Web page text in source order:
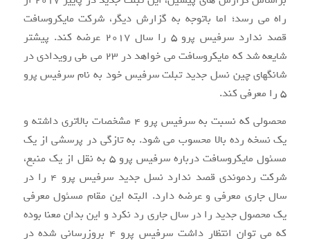
راه می رسد؛ اما باتوجه به گزارش دیگر، شرکت مایکروسافت
قصد ندارد سرفیس پرو ۵ را سال ۲۰۱۷ عرضه کند. پیشتر
شایعه شد که مایکروسافت می خواهد در ۲۳ می طی رویدادی در
شانگهای چین نسل جدید تبلت سرفیس خود به نام سرفیس پرو
۵ را معرفی کند.
محصولی که نسبت به سرفیس پرو ۴ مشخصات بالاتری داشته و
یک نسخه رده بالا محسوب می شود. به تازگی در پرسشی از یک
مسئول مایکروسافت درباره سرفیس پرو ۵ به نقل از یک منبع،
شرکت ردموندی قصد ندارد نسل جدید سرفیس پرو ۴ را در
سال جاری معرفی و عرضه دارد. البته این مقام مسئول معرفی
یک محصول جدید را در سال جاری رد نکرد و این بدان معنا بوده
که می توان انتظار داشت سرفیس پرو ۴ بروزرسانی شده در